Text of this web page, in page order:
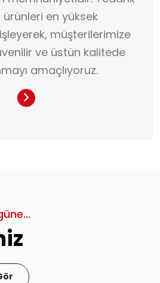
en yüksek
müşterilerimize
ve üstün kalitede
amaçlıyoruz.